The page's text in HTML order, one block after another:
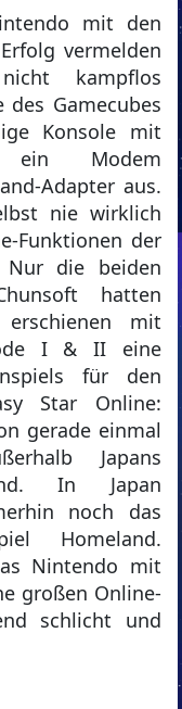
mit den
vermelden
kampflos
Gamecubes
Konsole mit
Modem
Adapter aus.
nie wirklich
Funktionen der
Nur die beiden
hatten
mit
I & II eine
für den
Star Online:
gerade einmal
Japans
In Japan
noch das
Homeland.
Nintendo mit
großen Online-
schlicht und